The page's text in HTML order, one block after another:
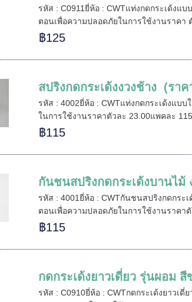
รหัส : C0911ยี่ห้อ : CWTแท่งกดกระเด้งแ
ตอนเพื่อความปลอดภัยในการใช้งานราคา
฿125
สปริงกดกระเด้งงวงช้าง (ราค
รหัส : 4002ยี่ห้อ : CWTแท่งกดกระเด้งแบ
ในการใช้งานราคาตัวละ 23.00แพคละ
฿115
กันชนสปริงกดกระเด้งบานไม้
รหัส : 4001ยี่ห้อ : CWTกันชนสปริงกดกระ
ตอนเพื่อความปลอดภัยในการใช้งานราคา
฿115
กดกระเด้งยาวเดี่ยว รุ่นผอม
รหัส : C0910ยี่ห้อ : CWTกดกระเด้งยาวเ